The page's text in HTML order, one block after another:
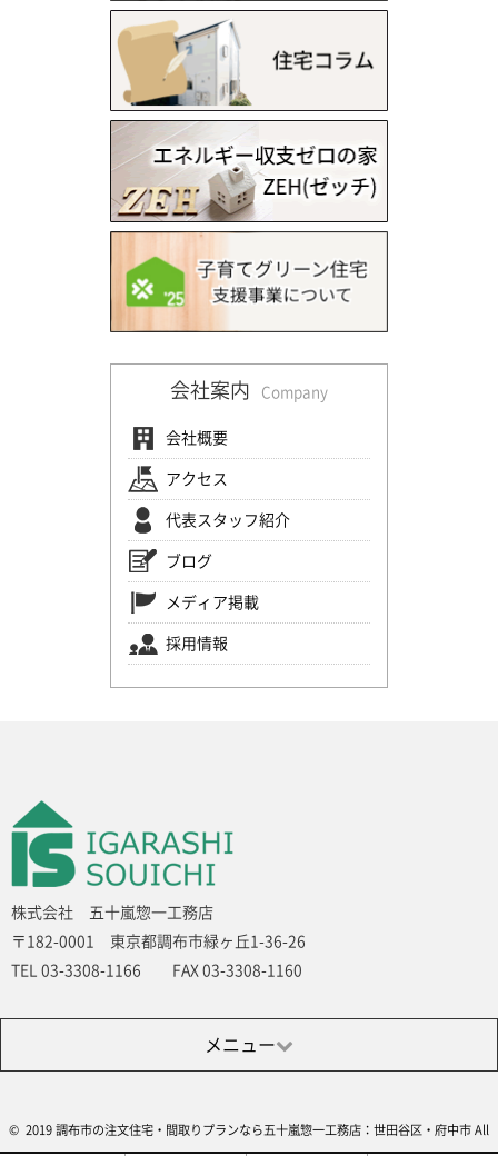
会社案内 Company
会社概要
アクセス
代表スタッフ紹介
ブログ
メディア掲載
採用情報
株式会社 五十嵐惣一工務店
〒182-0001 東京都調布市緑ヶ丘1-36-26
TEL 03-3308-1166 FAX 03-3308-1160
メニュー
© 2019 調布市の注文住宅・間取りプランなら五十嵐惣一工務店：世田谷区・府中市 All